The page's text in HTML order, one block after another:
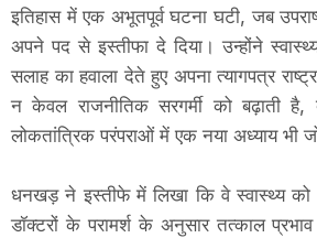
इतिहास में एक अभूतपूर्व घटना घटी, जब
अपने पद से इस्तीफा दे दिया। उन्होंने
सलाह का हवाला देते हुए अपना त्यागपत्र
न केवल राजनीतिक सरगर्मी को बढ़ाती
लोकतांत्रिक परंपराओं में एक नया अध्याय भी
धनखड़ ने इस्तीफे में लिखा कि वे स्वास्थ्य को
डॉक्टरों के परामर्श के अनुसार तत्काल